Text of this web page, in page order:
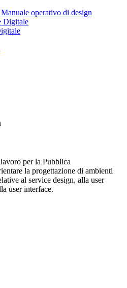
operativo di design
per la Pubblica
la progettazione di ambienti
al service design, alla user
user interface.